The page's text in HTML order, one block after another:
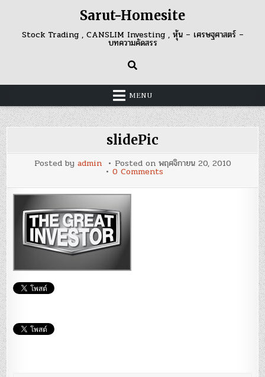
content
Sarut-Homesite
Stock Trading , CANSLIM Investing , หุ้น – เศรษฐศาสตร์ –
บทความคัดสรร
MENU
slidePic
Posted by admin Posted on พฤศจิกายน 20, 2010
0 Commentson